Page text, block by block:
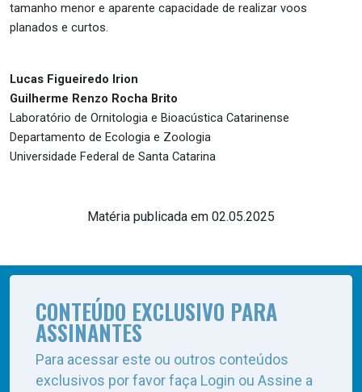
tamanho menor e aparente capacidade de realizar voos
planados e curtos.
Lucas Figueiredo Irion
Guilherme Renzo Rocha Brito
Laboratório de Ornitologia e Bioacústica Catarinense
Departamento de Ecologia e Zoologia
Universidade Federal de Santa Catarina
Matéria publicada em 02.05.2025
CONTEÚDO EXCLUSIVO PARA
ASSINANTES
Para acessar este ou outros conteúdos
exclusivos por favor faça Login ou Assine a